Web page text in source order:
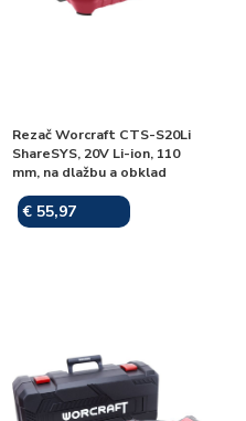
Rezač Worcraft CTS-S20Li
ShareSYS, 20V Li-ion, 110
mm, na dlažbu a obklad
€ 55,97